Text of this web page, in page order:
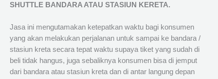
SHUTTLE BANDARA ATAU STASIUN KERETA.
Jasa ini mengutamakan ketepatkan waktu bagi konsumen
yang akan melakukan perjalanan untuk sampai ke bandara /
stasiun kreta secara tepat waktu supaya tiket yang sudah di
beli tidak hangus, juga sebaliknya konsumen bisa di jemput
dari bandara atau stasiun kreta dan di antar langung depan